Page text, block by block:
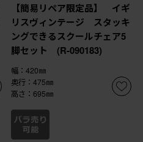
【簡易リペア限定品】 イギ
リスヴィンテージ スタッキ
ングできるスクールチェア5
脚セット (R-090183)
幅：420㎜
奥行：475㎜
高さ：695㎜